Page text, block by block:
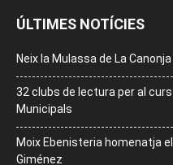
ÚLTIMES NOTÍCIES
Neix la Mulassa de La Canonja
32 clubs de lectura per al
Municipals
Moix Ebenisteria homenatja
Giménez